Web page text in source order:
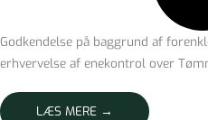
Godkendelse på baggrund af
erhvervelse af enekontrol over
LÆS MERE →